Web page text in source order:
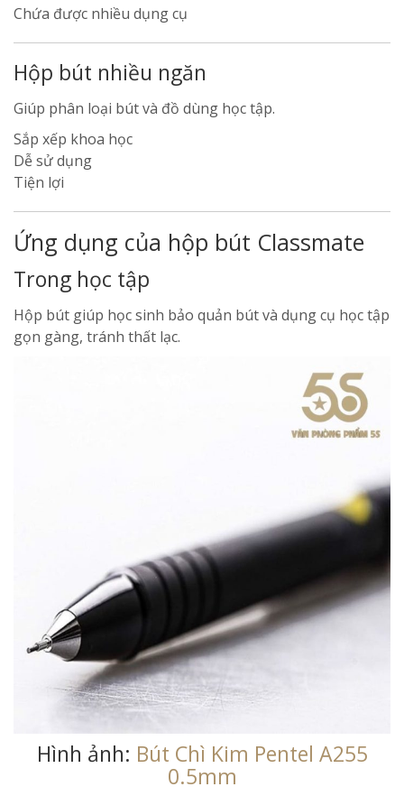
Chứa được nhiều dụng cụ
Hộp bút nhiều ngăn
Giúp phân loại bút và đồ dùng học tập.
Sắp xếp khoa học
Dễ sử dụng
Tiện lợi
Ứng dụng của hộp bút Classmate
Trong học tập
Hộp bút giúp học sinh bảo quản bút và dụng cụ học tập
gọn gàng, tránh thất lạc.
Hình ảnh: Bút Chì Kim Pentel A255
0.5mm